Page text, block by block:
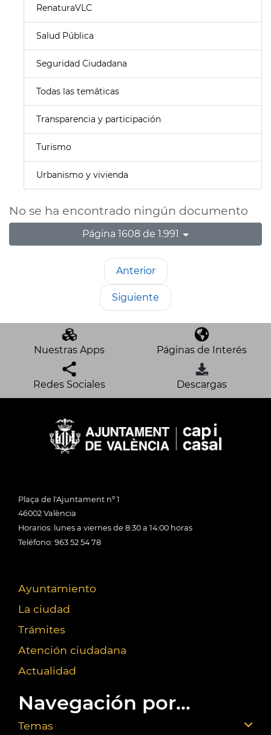
RenaturaVLC
Salud Pública
Seguridad Ciudadana
Todas las temáticas
Transparencia y participación
Turismo
Urbanismo y vivienda
No se ha encontrado ningún documento
Página 1608 de 1.991
Anterior
Siguiente
Nuestras Apps Páginas de Interés
Redes Sociales Descargas
Plaça de l'Ajuntament nº 1
46002 València
Horarios: lunes a viernes de 8:30 a 14:00 horas
Teléfono: 963 52 54 78
Ayuntamiento
La ciudad
Trámites
Atención ciudadana
Actualidad
Navegación por...
Temas